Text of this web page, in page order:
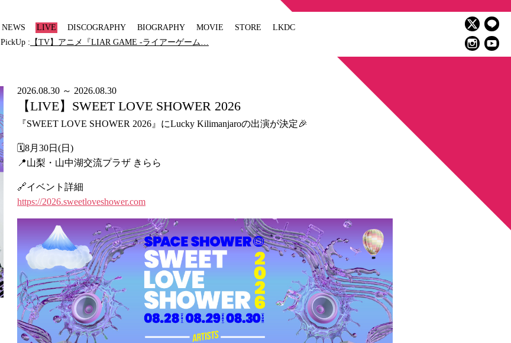
NEWS LIVE DISCOGRAPHY BIOGRAPHY MOVIE STORE
LKDC
PickUp : 【TV】アニメ『LIAR GAME -ライアーゲーム…
2026.08.30 ～ 2026.08.30
【LIVE】SWEET LOVE SHOWER 2026
『SWEET LOVE SHOWER 2026』にLucky Kilimanjaroの出演が決定🎉
🗓️8月30日(日)
📍山梨・山中湖交流プラザ きらら
🔗イベント詳細
https://2026.sweetloveshower.com